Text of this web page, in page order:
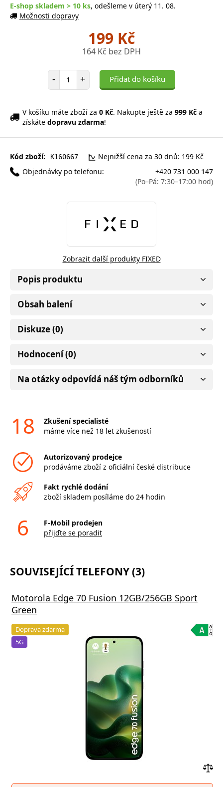
E-shop skladem > 10 ks, odešleme v úterý 11. 08.
Možnosti dopravy
199 Kč
164 Kč bez DPH
- Počet položek
+ Přidat do košíku
V košíku máte zboží za 0 Kč. Nakupte ještě za 999 Kč a
získáte dopravu zdarma!
Kód zboží: K160667
Nejnižší cena za 30 dnů: 199 Kč
Objednávky po telefonu:
+420 731 000 147
(Po–Pá: 7:30–17:00 hod)
Zobrazit další produkty FIXED
Popis produktu
Obsah balení
Diskuze (0)
Hodnocení (0)
Na otázky odpovídá náš tým odborníků
18
Zkušení specialisté
máme více než 18 let zkušeností
Autorizovaný prodejce
prodáváme zboží z oficiální české distribuce
Fakt rychlé dodání
zboží skladem posíláme do 24 hodin
6
F-Mobil prodejen
přijďte se poradit
SOUVISEJÍCÍ TELEFONY (3)
Motorola Edge 70 Fusion 12GB/256GB Sport
Green
Doprava zdarma
5G